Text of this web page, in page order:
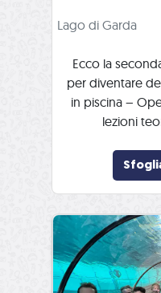
Lago di Garda
Ecco la
per diventare
in piscina –
lezioni